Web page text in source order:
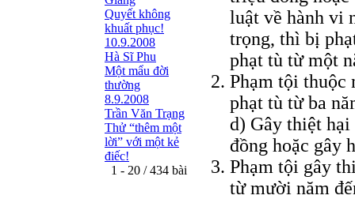
Quyết không
khuất phục!
10.9.2008
Hà Sĩ Phu
Một mẩu đời
thường
8.9.2008
Trần Văn Trạng
Thử “thêm một
lời” với một kẻ
điếc!
1 - 20 / 434 bài
luật về hành vi
trọng, thì bị
phạt tù từ một
Phạm tội thuộc
phạt tù từ ba
d) Gây thiệt
đồng hoặc gây
Phạm tội gây
từ mười năm